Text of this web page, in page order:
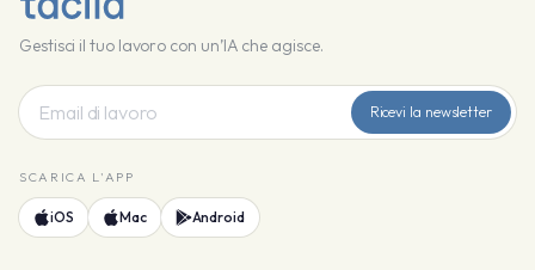
Gestisci il tuo lavoro con un’IA che agisce.
Ricevi la newsletter
SCARICA L'APP
iOS Mac Android